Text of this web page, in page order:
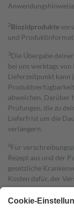
2Biozidprodukte
und
3Die Übergabe
bei uns werktags
Lieferzeitpunkt kann
abweichen. Darüber
Prüfungen, die zu
Lieferfrist um die
verlängern.
4Für
Rezept aus und der
gesetzliche
Kosten dafür, der
mit.
Grundsätzlich leisten